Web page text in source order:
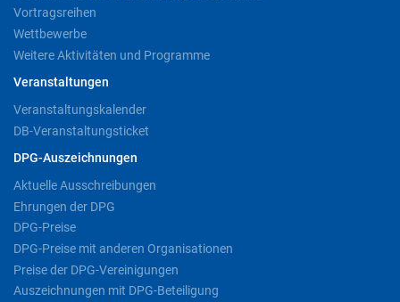
Vortragsreihen
Wettbewerbe
Weitere Aktivitäten und Programme
Veranstaltungen
Veranstaltungskalender
DB-Veranstaltungsticket
DPG-Auszeichnungen
Aktuelle Ausschreibungen
Ehrungen der DPG
DPG-Preise
DPG-Preise mit anderen Organisationen
Preise der DPG-Vereinigungen
Auszeichnungen mit DPG-Beteiligung